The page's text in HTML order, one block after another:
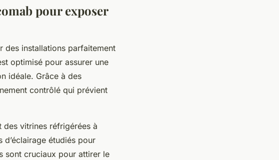
pour exposer
des installations parfaitement
optimisé pour assurer une
idéale. Grâce à des
contrôlé qui prévient
des vitrines réfrigérées à
étudiés pour
sont cruciaux pour attirer le